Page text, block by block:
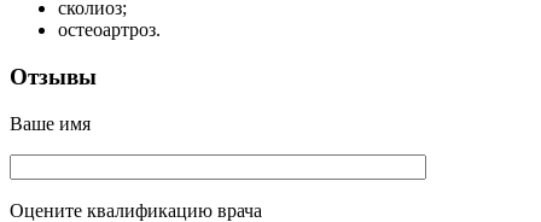
сколиоз;
остеоартроз.
Отзывы
Ваше имя
Оцените квалификацию врача